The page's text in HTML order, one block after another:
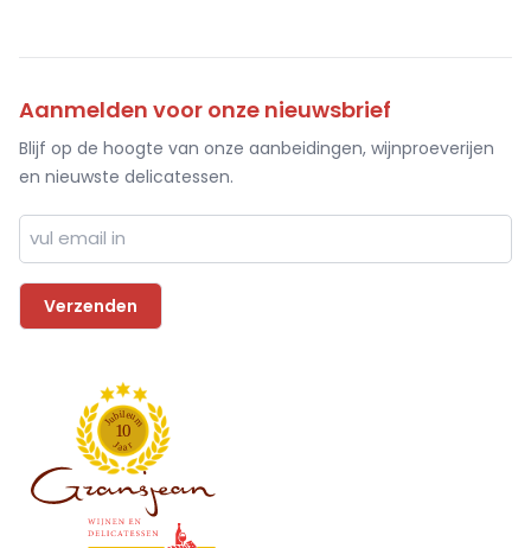
Aanmelden voor onze nieuwsbrief
Blijf op de hoogte van onze aanbeidingen, wijnproeverijen
en nieuwste delicatessen.
J
ubileum
10
Jaar